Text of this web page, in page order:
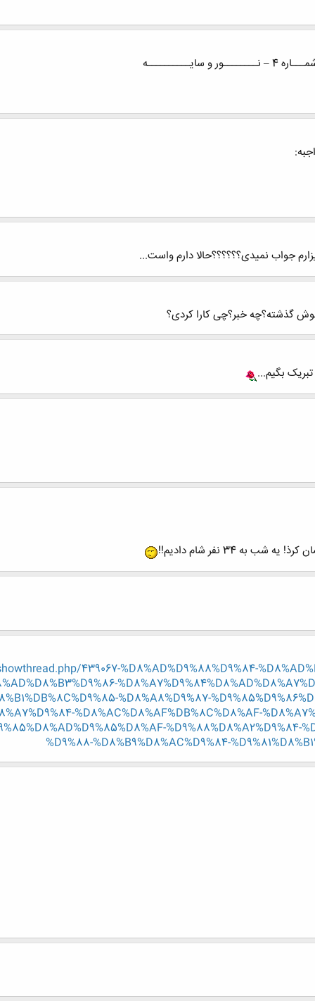
جواب نمیدی؟؟؟؟؟؟حالا دارم واست...
گذشته؟چه خبر؟چی کارا کردی؟
بگیم...
به 34 نفر شام دادیم!!
439067-%D8%AD%D9%88%D9%84-
%D8%A8%D9%87-
%D8%AC%D8%AF%DB%8C%D8%AF-
%D9%88%D8%A2%D9%84-
%D9%88-%D8%B9%D8%AC%D9%84-